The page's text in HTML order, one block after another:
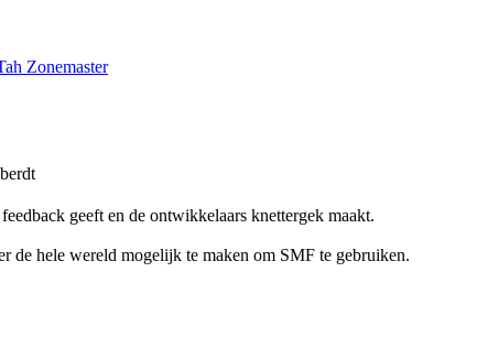
Zonemaster
geeft en de ontwikkelaars knettergek maakt.
de hele wereld mogelijk te maken om SMF te gebruiken.